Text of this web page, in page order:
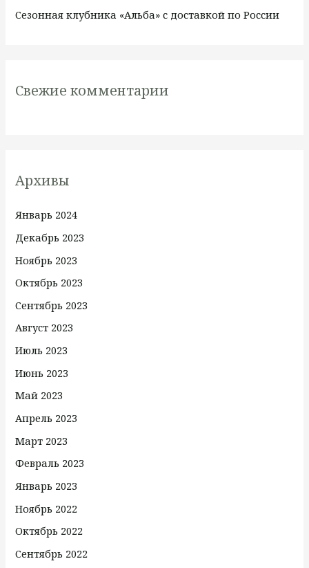
Сезонная клубника «Альба» с доставкой по России
Свежие комментарии
Архивы
Январь 2024
Декабрь 2023
Ноябрь 2023
Октябрь 2023
Сентябрь 2023
Август 2023
Июль 2023
Июнь 2023
Май 2023
Апрель 2023
Март 2023
Февраль 2023
Январь 2023
Ноябрь 2022
Октябрь 2022
Сентябрь 2022